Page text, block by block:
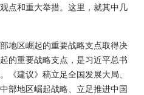
点和重大举措。这里，就其中几
地区崛起的重要战略支点取得决
的重要战略支点，是习近平总书
《建议》稿立足全国发展大局、
部地区崛起战略、立足推进中国